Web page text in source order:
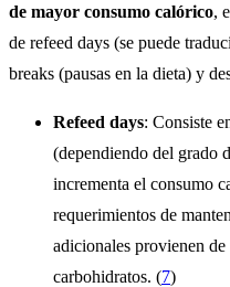
de mayor consumo calórico,
de refeed days (se puede
breaks (pausas en la dieta) y
Refeed days: Consiste
(dependiendo del grado
incrementa el consumo
requerimientos de
adicionales provienen
carbohidratos. (7)